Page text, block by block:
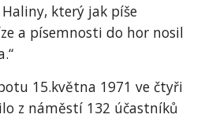
který jak píše
a písemnosti do hor nosil
15.května 1971 ve čtyři
z náměstí 132 účastníků